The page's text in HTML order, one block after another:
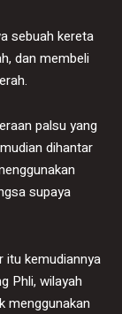
sebuah kereta
dan membeli
palsu yang
dihantar
supaya
itu kemudiannya
Phli, wilayah
menggunakan